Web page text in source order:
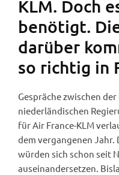
KLM. Doch
benötigt.
darüber
so richtig in
Gespräche zwischen
niederländischen
für Air France-KLM
dem vergangenen
würden sich schon seit
auseinandersetzen.